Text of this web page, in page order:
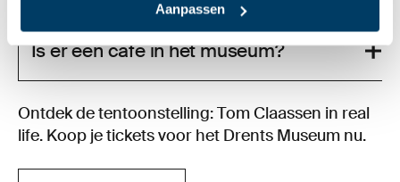
Aanpassen
Is er een café in het museum?
Ontdek de tentoonstelling: Tom Claassen in real
life. Koop je tickets voor het Drents Museum nu.